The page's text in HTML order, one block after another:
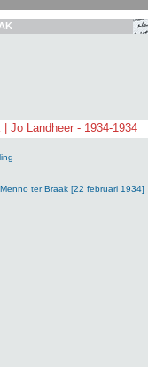
| Jo Landheer - 1934-1934
ter Braak [22 februari 1934]